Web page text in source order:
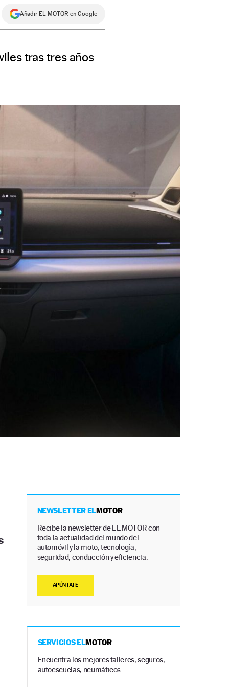
Añadir EL MOTOR en Google
tras tres años
NEWSLETTER ELMOTOR
Recibe la newsletter de EL MOTOR con
toda la actualidad del mundo del
automóvil y la moto, tecnología,
seguridad, conducción y eficiencia.
APÚNTATE
SERVICIOS ELMOTOR
Encuentra los mejores talleres, seguros,
autoescuelas, neumáticos…